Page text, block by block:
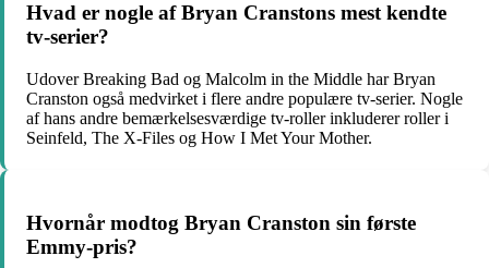
Hvad er nogle af Bryan Cranstons mest kendte
tv-serier?
Udover Breaking Bad og Malcolm in the Middle har Bryan
Cranston også medvirket i flere andre populære tv-serier. Nogle
af hans andre bemærkelsesværdige tv-roller inkluderer roller i
Seinfeld, The X-Files og How I Met Your Mother.
Hvornår modtog Bryan Cranston sin første
Emmy-pris?